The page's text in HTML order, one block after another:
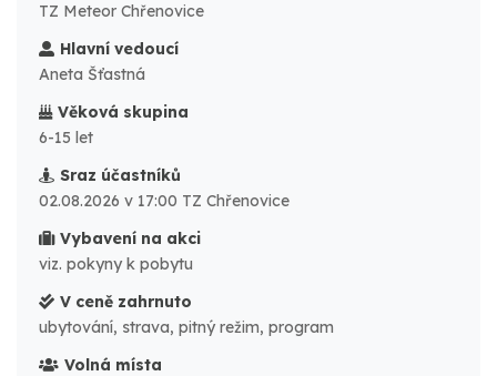
TZ Meteor Chřenovice
Hlavní vedoucí
Aneta Šťastná
Věková skupina
6-15 let
Sraz účastníků
02.08.2026 v 17:00 TZ Chřenovice
Vybavení na akci
viz. pokyny k pobytu
V ceně zahrnuto
ubytování, strava, pitný režim, program
Volná místa